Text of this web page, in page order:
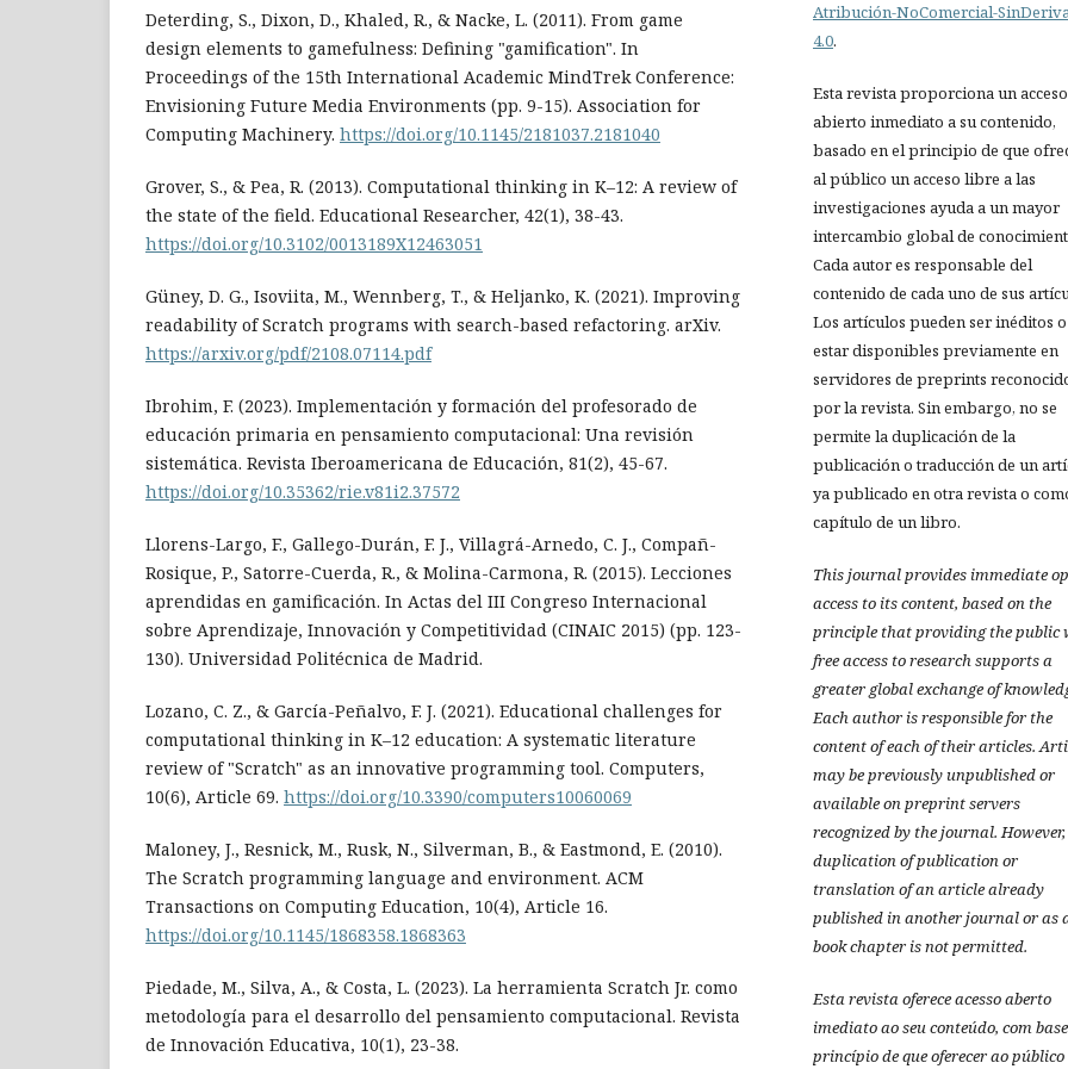
Deterding, S., Dixon, D., Khaled, R., & Nacke, L. (2011). From game
design elements to gamefulness: Defining "gamification". In
Proceedings of the 15th International Academic MindTrek Conference:
Envisioning Future Media Environments (pp. 9-15). Association for
Computing Machinery. https://doi.org/10.1145/2181037.2181040
Grover, S., & Pea, R. (2013). Computational thinking in K–12: A review of
the state of the field. Educational Researcher, 42(1), 38-43.
https://doi.org/10.3102/0013189X12463051
Güney, D. G., Isoviita, M., Wennberg, T., & Heljanko, K. (2021). Improving
readability of Scratch programs with search-based refactoring. arXiv.
https://arxiv.org/pdf/2108.07114.pdf
Ibrohim, F. (2023). Implementación y formación del profesorado de
educación primaria en pensamiento computacional: Una revisión
sistemática. Revista Iberoamericana de Educación, 81(2), 45-67.
https://doi.org/10.35362/rie.v81i2.37572
Llorens-Largo, F., Gallego-Durán, F. J., Villagrá-Arnedo, C. J., Compañ-
Rosique, P., Satorre-Cuerda, R., & Molina-Carmona, R. (2015). Lecciones
aprendidas en gamificación. In Actas del III Congreso Internacional
sobre Aprendizaje, Innovación y Competitividad (CINAIC 2015) (pp. 123-
130). Universidad Politécnica de Madrid.
Lozano, C. Z., & García-Peñalvo, F. J. (2021). Educational challenges for
computational thinking in K–12 education: A systematic literature
review of "Scratch" as an innovative programming tool. Computers,
10(6), Article 69. https://doi.org/10.3390/computers10060069
Maloney, J., Resnick, M., Rusk, N., Silverman, B., & Eastmond, E. (2010).
The Scratch programming language and environment. ACM
Transactions on Computing Education, 10(4), Article 16.
https://doi.org/10.1145/1868358.1868363
Piedade, M., Silva, A., & Costa, L. (2023). La herramienta Scratch Jr. como
metodología para el desarrollo del pensamiento computacional. Revista
de Innovación Educativa, 10(1), 23-38.
Atribución-NoComercial-
4.0.
Esta revista proporciona un acceso
abierto inmediato a su contenido,
basado en el principio de que
al público un acceso libre a las
investigaciones ayuda a un mayor
intercambio global de
Cada autor es responsable del
contenido de cada uno de sus
Los artículos pueden ser inéditos o
estar disponibles previamente en
servidores de preprints
por la revista. Sin embargo, no se
permite la duplicación de la
publicación o traducción de un
ya publicado en otra revista o
capítulo de un libro.
This journal provides immediate
access to its content, based on the
principle that providing the public
free access to research supports a
greater global exchange of
Each author is responsible for the
content of each of their articles.
may be previously unpublished or
available on preprint servers
recognized by the journal. However,
duplication of publication or
translation of an article already
published in another journal or as
book chapter is not permitted.
Esta revista oferece acesso aberto
imediato ao seu conteúdo, com
princípio de que oferecer ao público